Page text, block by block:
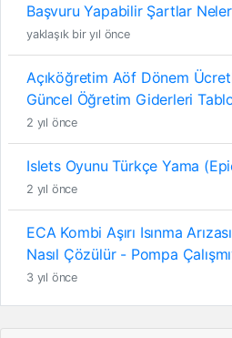
Başvuru Yapabilir Şartlar
yaklaşık bir yıl önce
Açıköğretim Aöf Dönem
Güncel Öğretim Giderleri
2 yıl önce
Islets Oyunu Türkçe Yama
2 yıl önce
ECA Kombi Aşırı Isınma
Nasıl Çözülür - Pompa
3 yıl önce